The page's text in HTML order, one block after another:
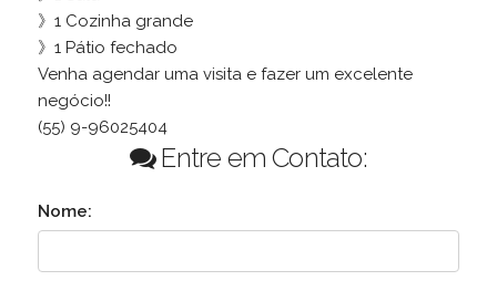
》1 Cozinha grande
》1 Pátio fechado
Venha agendar uma visita e fazer um excelente
negócio!!
(55) 9-96025404
Entre em Contato:
Nome: